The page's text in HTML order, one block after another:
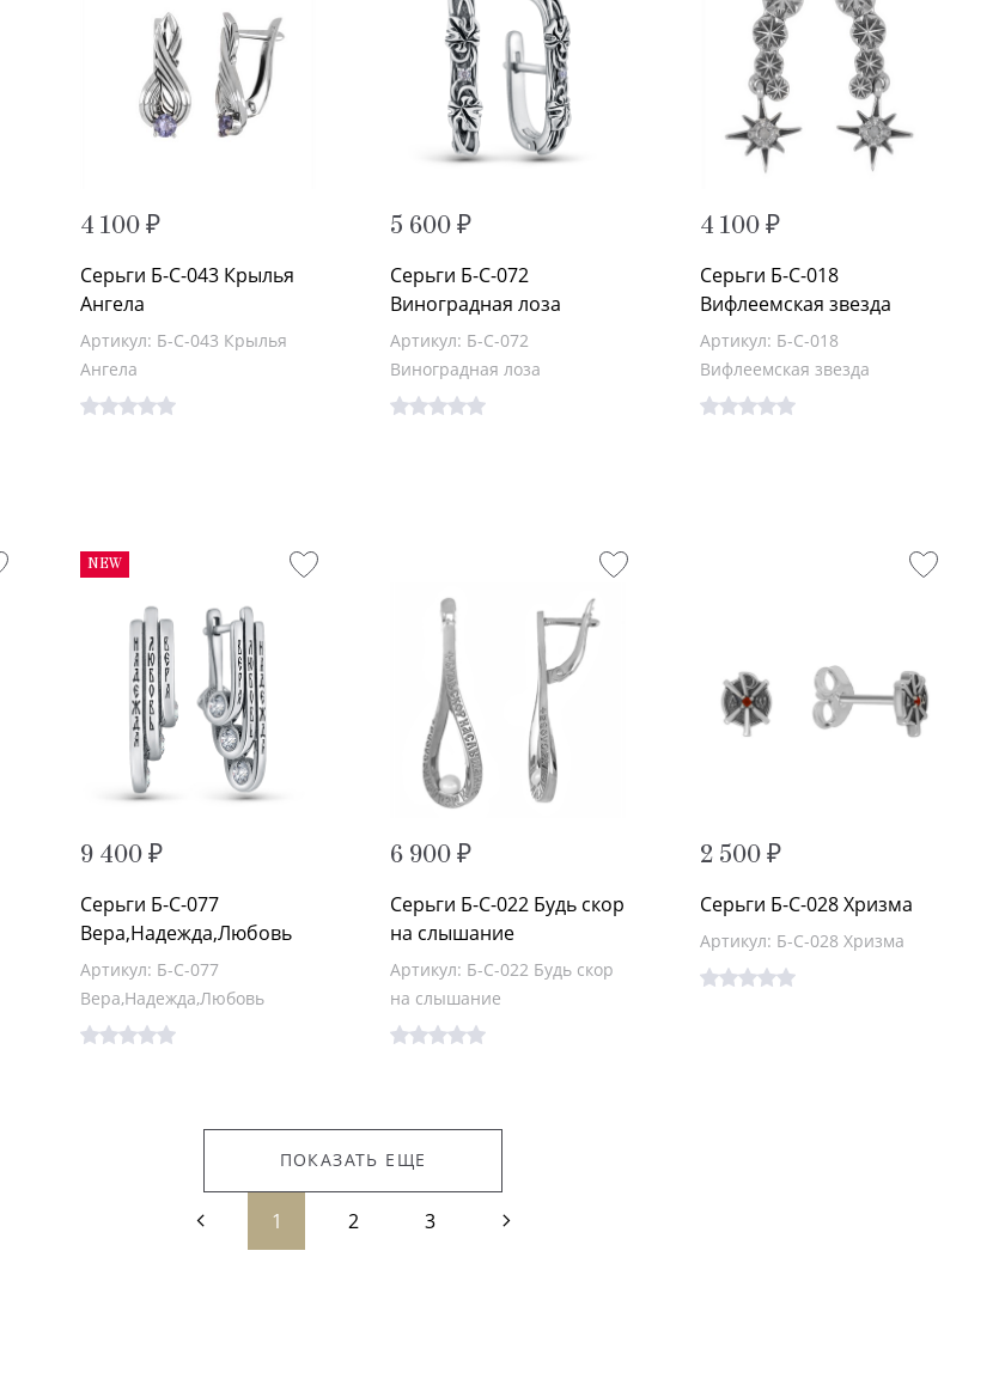
4 100 ₽
Серьги Б-С-043 Крылья
Ангела
Артикул: Б-С-043 Крылья
Ангела
5 600 ₽
Серьги Б-С-072
Виноградная лоза
Артикул: Б-С-072
Виноградная лоза
4 100 ₽
Серьги Б-С-018
Вифлеемская звезда
Артикул: Б-С-018
Вифлеемская звезда
NEW
9 400 ₽
Серьги Б-С-077
Вера,Надежда,Любовь
Артикул: Б-С-077
Вера,Надежда,Любовь
6 900 ₽
Серьги Б-С-022 Будь скор
на слышание
Артикул: Б-С-022 Будь скор
на слышание
2 500 ₽
Серьги Б-С-028 Хризма
Артикул: Б-С-028 Хризма
ПОКАЗАТЬ ЕЩЕ
1 2 3